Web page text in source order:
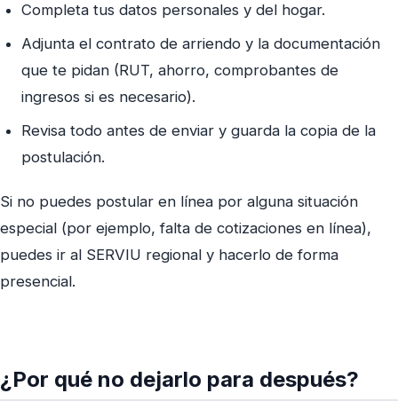
Completa tus datos personales y del hogar.
Adjunta el contrato de arriendo y la documentación
que te pidan (RUT, ahorro, comprobantes de
ingresos si es necesario).
Revisa todo antes de enviar y guarda la copia de la
postulación.
Si no puedes postular en línea por alguna situación
especial (por ejemplo, falta de cotizaciones en línea),
puedes ir al SERVIU regional y hacerlo de forma
presencial.
¿Por qué no dejarlo para después?